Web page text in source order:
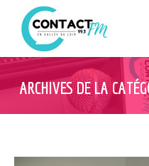
ARCHIVES DE LA